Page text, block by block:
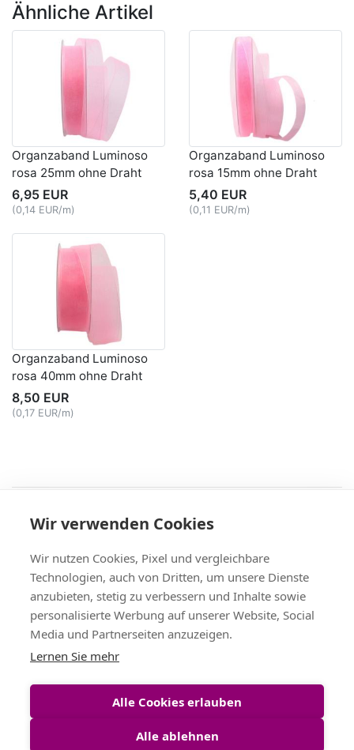
Ähnliche Artikel
Organzaband Luminoso
rosa 25mm ohne Draht
6,95 EUR
(0,14 EUR/m)
Organzaband Luminoso
rosa 15mm ohne Draht
5,40 EUR
(0,11 EUR/m)
Organzaband Luminoso
rosa 40mm ohne Draht
8,50 EUR
(0,17 EUR/m)
AGB
| Widerruf & -formular | Datenschutz
Versand & Zahlung,Kontakt,Fax-Bestellschein
+49 (0)8704/9281-95, Fax: -96
Vertrag widerrufen
Bänder Großhandel
Wir verwenden Cookies
Wir nutzen Cookies, Pixel und vergleichbare
Technologien, auch von Dritten, um unsere Dienste
anzubieten, stetig zu verbessern und Inhalte sowie
personalisierte Werbung auf unserer Website, Social
Media und Partnerseiten anzuzeigen.
Lernen Sie mehr
Alle Cookies erlauben
Alle ablehnen